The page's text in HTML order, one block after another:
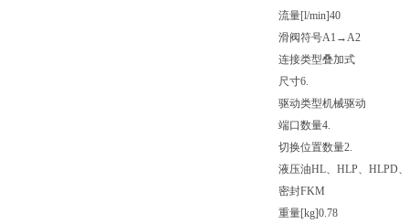
流量[l/min]40
滑阀符号A1→A2
连接类型叠加式
尺寸6.
驱动类型机械驱动
端口数量4.
切换位置数量2.
液压油HL、HLP、HLPD
密封FKM
重量[kg]0.78